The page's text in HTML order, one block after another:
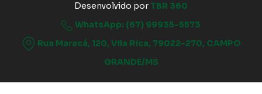
Desenvolvido por TBR 360
WhatsApp: (67) 99935-5573
Rua Maracá, 120, Vila Rica, 79022-270, CAMPO
GRANDE/MS